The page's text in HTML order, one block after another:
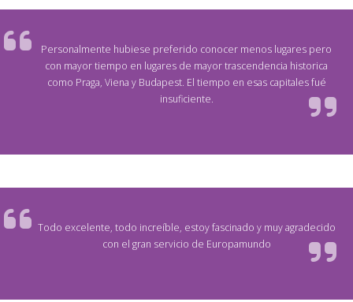
Personalmente hubiese preferido conocer menos lugares pero
con mayor tiempo en lugares de mayor trascendencia historica
como Praga, Viena y Budapest. El tiempo en esas capitales fué
insuficiente.
Todo excelente, todo increíble, estoy fascinado y muy agradecido
con el gran servicio de Europamundo